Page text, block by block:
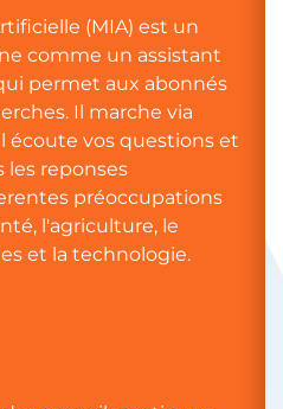
(MIA) est un
comme un assistant
permet aux abonnés
Il marche via
écoute vos questions et
reponses
préoccupations
l'agriculture, le
et la technologie.